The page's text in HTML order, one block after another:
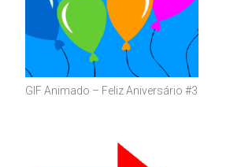
GIF Animado – Feliz Aniversário #3